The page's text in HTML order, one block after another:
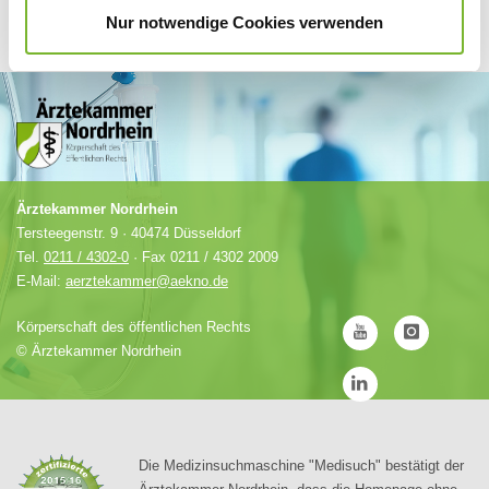
Nur notwendige Cookies verwenden
Ärztekammer Nordrhein
Tersteegenstr. 9 · 40474 Düsseldorf
Tel. 0211 / 4302-0 · Fax 0211 / 4302 2009
E-Mail: aerztekammer@aekno.de
Körperschaft des öffentlichen Rechts
© Ärztekammer Nordrhein
Die Medizinsuchmaschine "Medisuch" bestätigt der